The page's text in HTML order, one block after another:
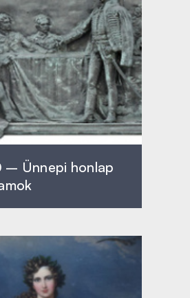
– Ünnepi honlap